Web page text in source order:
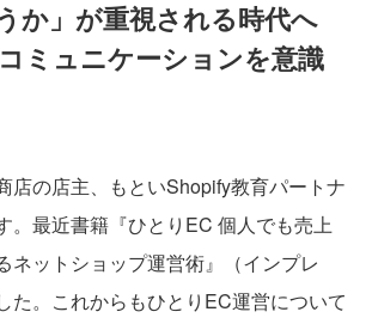
か」が重視される時代へ
ミュニケーションを意識
店の店主、もといShopify教育パートナ
。最近書籍『ひとりEC 個人でも売上
ネットショップ運営術』（インプレ
た。これからもひとりEC運営について